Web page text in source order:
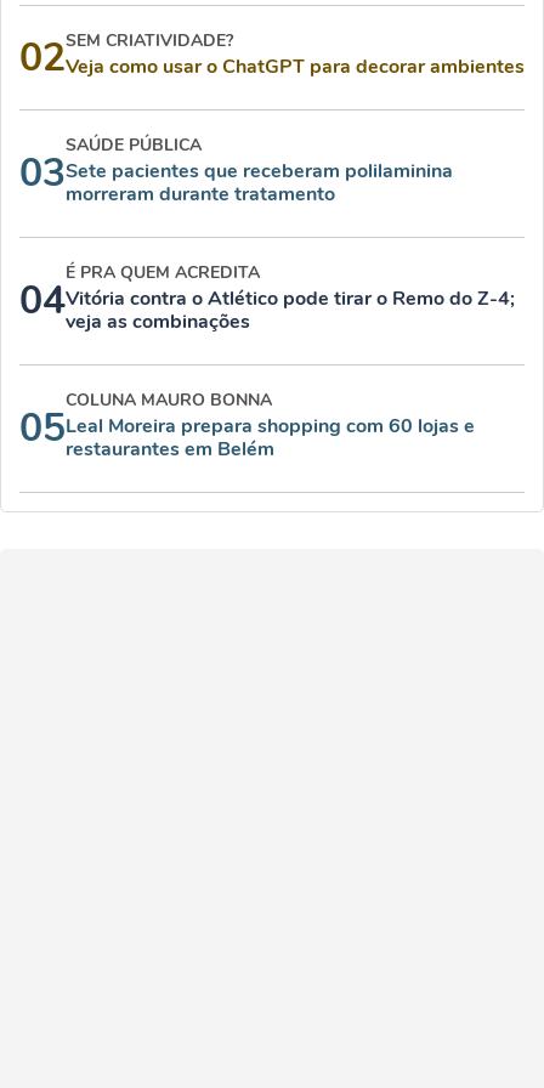
02SEM CRIATIVIDADE?
Veja como usar o ChatGPT para decorar ambientes
03
SAÚDE PÚBLICA
Sete pacientes que receberam polilaminina
morreram durante tratamento
04
É PRA QUEM ACREDITA
Vitória contra o Atlético pode tirar o Remo do Z-4;
veja as combinações
05
COLUNA MAURO BONNA
Leal Moreira prepara shopping com 60 lojas e
restaurantes em Belém